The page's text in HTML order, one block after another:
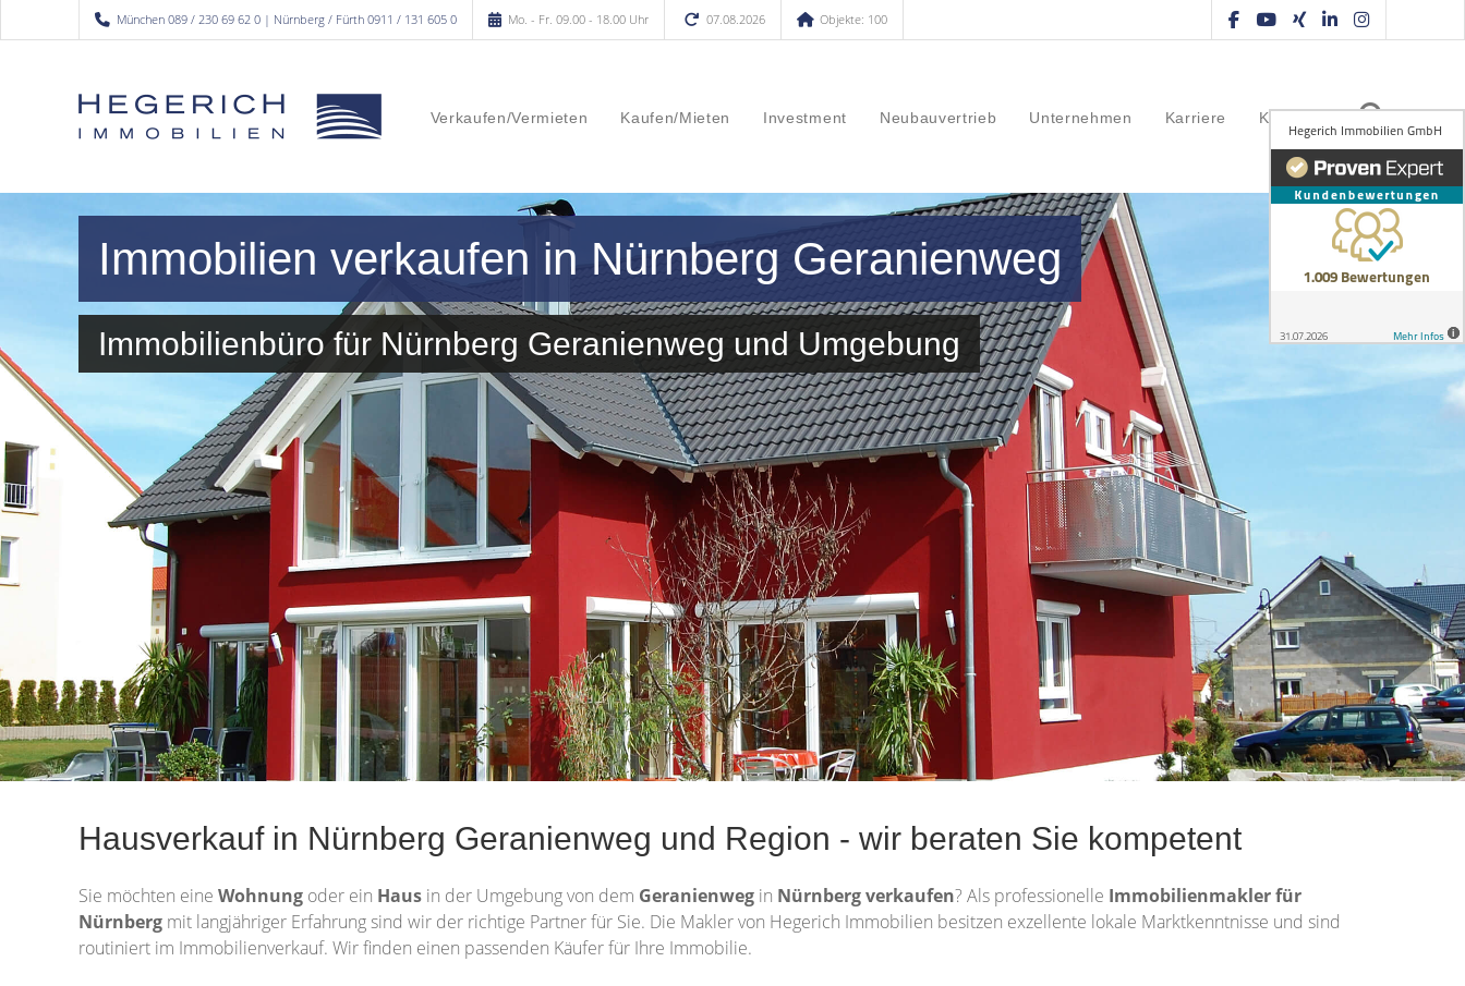
München 089 / 230 69 62 0 | Nürnberg / Fürth 0911 / 131 605 0 Mo. - Fr. 09.00 - 18.00 Uhr 07.08.2026 Objekte: 100
Verkaufen/Vermieten Kaufen/Mieten Investment Neubauvertrieb Unternehmen Karriere Kontakt
Immobilien verkaufen in Nürnberg Geranienweg
Immobilienbüro für Nürnberg Geranienweg und Umgebung
Hausverkauf in Nürnberg Geranienweg und Region - wir beraten Sie kompetent
Sie möchten eine Wohnung oder ein Haus in der Umgebung von dem Geranienweg in Nürnbergverkaufen? Als professionelle Immobilienmakler für
Nürnberg mit langjähriger Erfahrung sind wir der richtige Partner für Sie. Die Makler von Hegerich Immobilien besitzen exzellente lokale Marktkenntnisse und sind
routiniert im Immobilienverkauf. Wir finden einen passenden Käufer für Ihre Immobilie.